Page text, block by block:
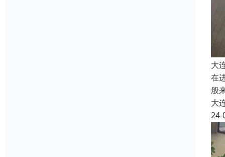
大
在
般
大
24-